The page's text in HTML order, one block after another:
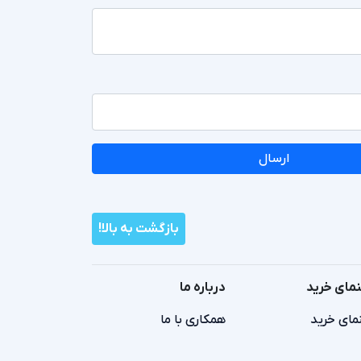
ارسال
بازگشت به بالا!
خرید
خرید
درباره ما
همکاری با ما